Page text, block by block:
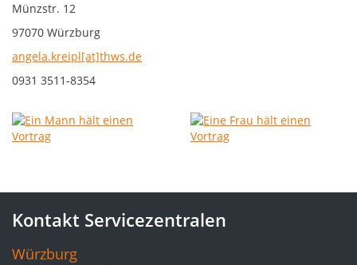
Münzstr. 12
97070 Würzburg
angela.kreipl[at]thws.de
0931 3511-8354
Kontakt Servicezentralen
Würzburg